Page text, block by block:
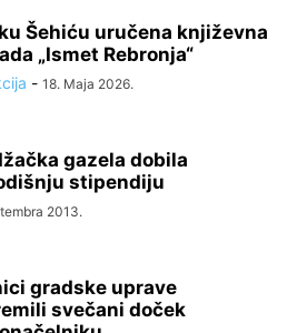
Šehiću uručena književna
„Ismet Rebronja“
- 18. Maja 2026.
gazela dobila
stipendiju
2013.
gradske uprave
svečani doček